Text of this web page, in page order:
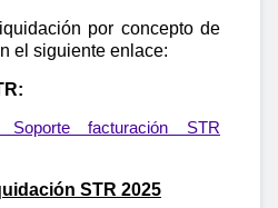
por concepto de
el siguiente enlace:
facturación STR
STR 2025